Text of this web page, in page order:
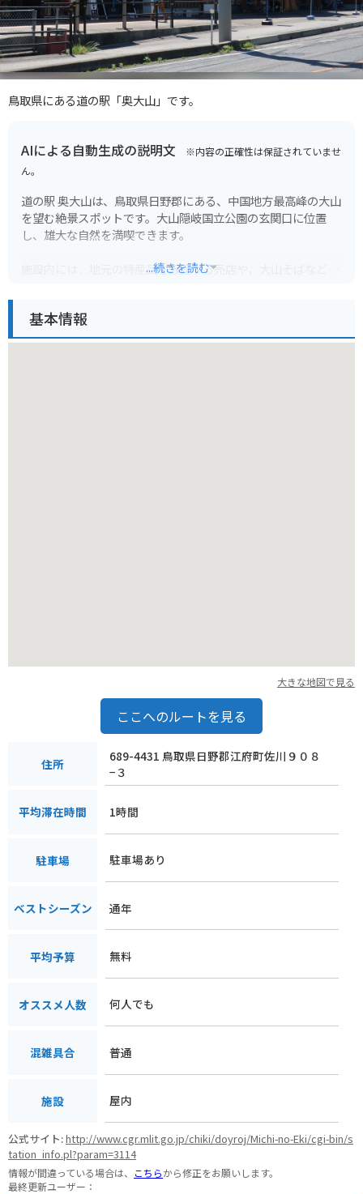
鳥取県にある道の駅「奥大山」です。
AIによる自動生成の説明文 ※内容の正確性は保証されていませ
ん。
道の駅 奥大山は、鳥取県日野郡にある、中国地方最高峰の大山
を望む絶景スポットです。大山隠岐国立公園の玄関口に位置
し、雄大な自然を満喫できます。
施設内には、地元の特産品を販売する売店や、大山そばなどの
が人気です。
...続きを読む
基本情報
大きな地図で見る
ここへのルートを見る
住所
689-4431 鳥取県日野郡江府町佐川９０８
−３
平均滞在時間 1時間
駐車場 駐車場あり
ベストシーズン 通年
平均予算 無料
オススメ人数 何人でも
混雑具合 普通
施設 屋内
公式サイト:http://www.cgr.mlit.go.jp/chiki/doyroj/Michi-no-Eki/cgi-bin/s
tation_info.pl?param=3114
情報が間違っている場合は、 こちらから修正をお願いします。
最終更新ユーザー：